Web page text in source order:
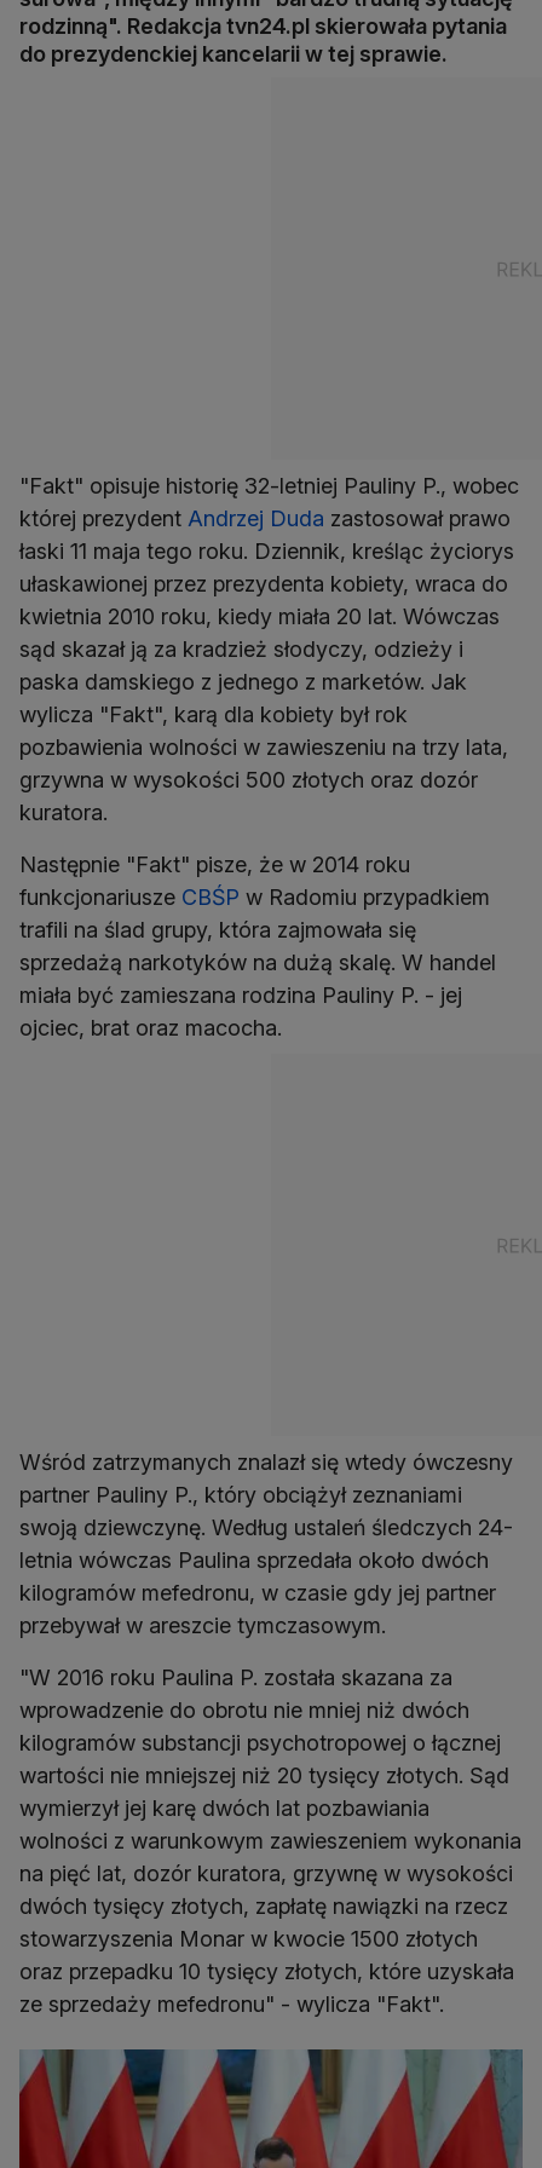
rodzinną". Redakcja tvn24.pl skierowała pytania
do prezydenckiej kancelarii w tej sprawie.
"Fakt" opisuje historię 32-letniej Pauliny P., wobec
której prezydent Andrzej Duda zastosował prawo
łaski 11 maja tego roku. Dziennik, kreśląc życiorys
ułaskawionej przez prezydenta kobiety, wraca do
kwietnia 2010 roku, kiedy miała 20 lat. Wówczas
sąd skazał ją za kradzież słodyczy, odzieży i
paska damskiego z jednego z marketów. Jak
wylicza "Fakt", karą dla kobiety był rok
pozbawienia wolności w zawieszeniu na trzy lata,
grzywna w wysokości 500 złotych oraz dozór
kuratora.
Następnie "Fakt" pisze, że w 2014 roku
funkcjonariusze CBŚP w Radomiu przypadkiem
trafili na ślad grupy, która zajmowała się
sprzedażą narkotyków na dużą skalę. W handel
miała być zamieszana rodzina Pauliny P. - jej
ojciec, brat oraz macocha.
Wśród zatrzymanych znalazł się wtedy ówczesny
partner Pauliny P., który obciążył zeznaniami
swoją dziewczynę. Według ustaleń śledczych 24-
letnia wówczas Paulina sprzedała około dwóch
kilogramów mefedronu, w czasie gdy jej partner
przebywał w areszcie tymczasowym.
"W 2016 roku Paulina P. została skazana za
wprowadzenie do obrotu nie mniej niż dwóch
kilogramów substancji psychotropowej o łącznej
wartości nie mniejszej niż 20 tysięcy złotych. Sąd
wymierzył jej karę dwóch lat pozbawiania
wolności z warunkowym zawieszeniem wykonania
na pięć lat, dozór kuratora, grzywnę w wysokości
dwóch tysięcy złotych, zapłatę nawiązki na rzecz
stowarzyszenia Monar w kwocie 1500 złotych
oraz przepadku 10 tysięcy złotych, które uzyskała
ze sprzedaży mefedronu" - wylicza "Fakt".